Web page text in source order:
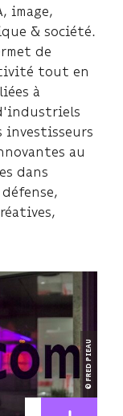
image,
& société.
de
tout en
à
investisseurs
au
dans
© FRED PIEAU